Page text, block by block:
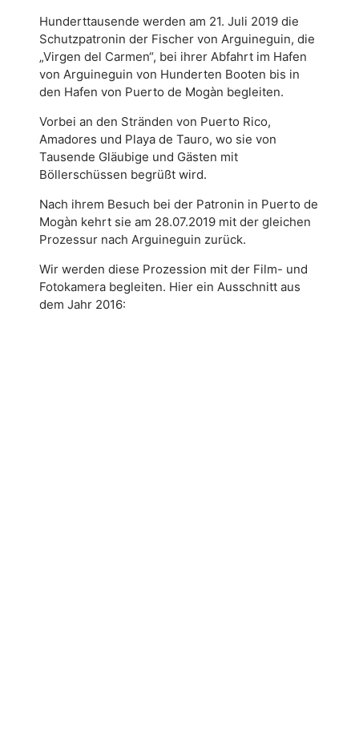
Hunderttausende werden am 21. Juli 2019 die
Schutzpatronin der Fischer von Arguineguin, die
„Virgen del Carmen“, bei ihrer Abfahrt im Hafen
von Arguineguin von Hunderten Booten bis in
den Hafen von Puerto de Mogàn begleiten.
Vorbei an den Stränden von Puerto Rico,
Amadores und Playa de Tauro, wo sie von
Tausende Gläubige und Gästen mit
Böllerschüssen begrüßt wird.
Nach ihrem Besuch bei der Patronin in Puerto de
Mogàn kehrt sie am 28.07.2019 mit der gleichen
Prozessur nach Arguineguin zurück.
Wir werden diese Prozession mit der Film- und
Fotokamera begleiten. Hier ein Ausschnitt aus
dem Jahr 2016: